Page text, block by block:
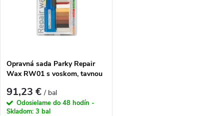
Opravná sada Parky Repair
Wax RW01 s voskom, tavnou
91,23 €/ bal
Odosielame do 48 hodín -
Skladom: 3 bal